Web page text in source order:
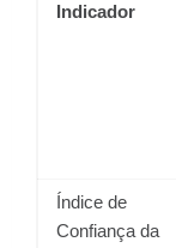
Indicador
Índice de
Confiança da